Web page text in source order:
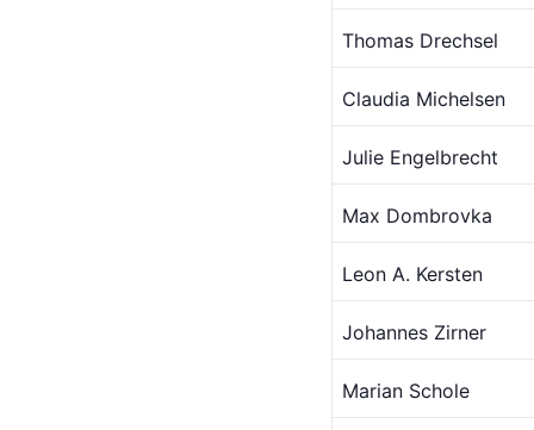
Thomas Drechsel
Claudia Michelsen
Julie Engelbrecht
Max Dombrovka
Leon A. Kersten
Johannes Zirner
Marian Schole